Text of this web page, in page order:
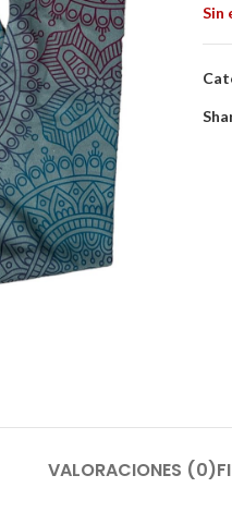
Sin
VALORACIONES (0)